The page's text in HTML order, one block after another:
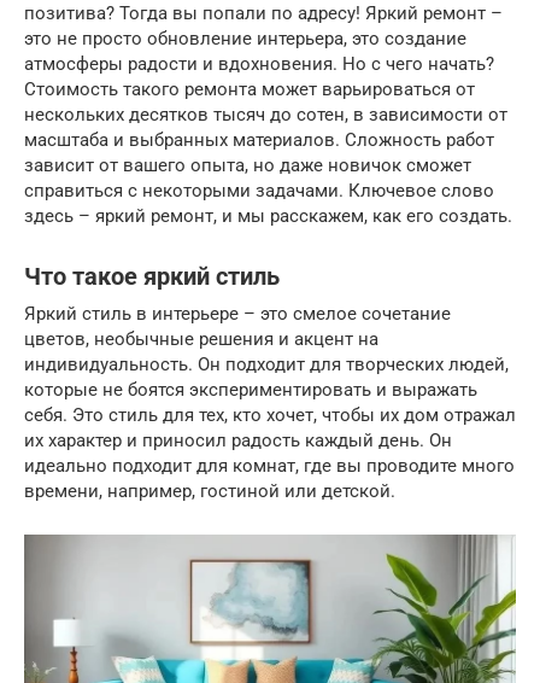
позитива? Тогда вы попали по адресу! Яркий ремонт –
это не просто обновление интерьера, это создание
атмосферы радости и вдохновения. Но с чего начать?
Стоимость такого ремонта может варьироваться от
нескольких десятков тысяч до сотен, в зависимости от
масштаба и выбранных материалов. Сложность работ
зависит от вашего опыта, но даже новичок сможет
справиться с некоторыми задачами. Ключевое слово
здесь – яркий ремонт, и мы расскажем, как его создать.
Что такое яркий стиль
Яркий стиль в интерьере – это смелое сочетание
цветов, необычные решения и акцент на
индивидуальность. Он подходит для творческих людей,
которые не боятся экспериментировать и выражать
себя. Это стиль для тех, кто хочет, чтобы их дом отражал
их характер и приносил радость каждый день. Он
идеально подходит для комнат, где вы проводите много
времени, например, гостиной или детской.